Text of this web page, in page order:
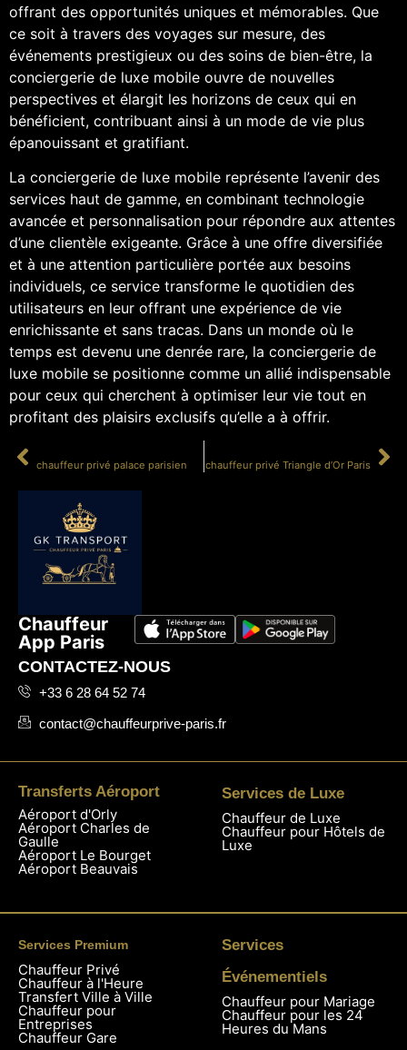
offrant des opportunités uniques et mémorables. Que
ce soit à travers des voyages sur mesure, des
événements prestigieux ou des soins de bien-être, la
conciergerie de luxe mobile ouvre de nouvelles
perspectives et élargit les horizons de ceux qui en
bénéficient, contribuant ainsi à un mode de vie plus
épanouissant et gratifiant.
La conciergerie de luxe mobile représente l’avenir des
services haut de gamme, en combinant technologie
avancée et personnalisation pour répondre aux attentes
d’une clientèle exigeante. Grâce à une offre diversifiée
et à une attention particulière portée aux besoins
individuels, ce service transforme le quotidien des
utilisateurs en leur offrant une expérience de vie
enrichissante et sans tracas. Dans un monde où le
temps est devenu une denrée rare, la conciergerie de
luxe mobile se positionne comme un allié indispensable
pour ceux qui cherchent à optimiser leur vie tout en
profitant des plaisirs exclusifs qu’elle a à offrir.
chauffeur privé palace parisien chauffeur privé Triangle d’Or Paris
Chauffeur
App Paris
CONTACTEZ-NOUS
+33 6 28 64 52 74
contact@chauffeurprive-paris.fr
Transferts Aéroport
Aéroport d'Orly
Aéroport Charles de
Gaulle
Aéroport Le Bourget
Aéroport Beauvais
Services de Luxe
Chauffeur de Luxe
Chauffeur pour Hôtels de
Luxe
Services Premium
Chauffeur Privé
Chauffeur à l'Heure
Transfert Ville à Ville
Chauffeur pour
Entreprises
Chauffeur Gare
Services
Événementiels
Chauffeur pour Mariage
Chauffeur pour les 24
Heures du Mans